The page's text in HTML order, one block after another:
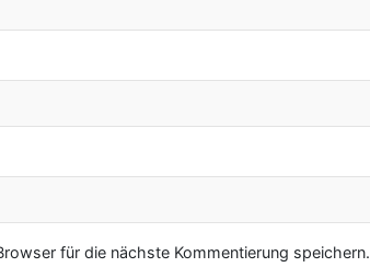
für die nächste Kommentierung speichern.